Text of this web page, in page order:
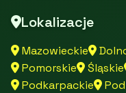
Lokalizacje
Mazowieckie
Pomorskie
Śląskie
Podkarpackie